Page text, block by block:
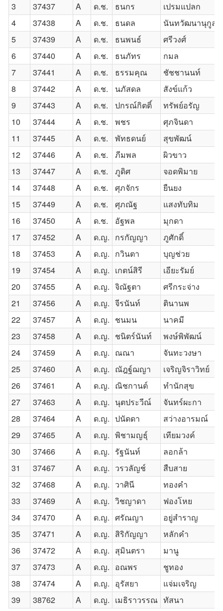
3
37437 A ด.ช. ธนกร เปรมแปลก
4
37438 A ด.ช. ธนดล นันทวัฒนานุกูล
5
37439 A ด.ช. ธนพนธ์ ศรีวงศ์
6
37440 A ด.ช. ธนภัทร กมล
7
37441 A ด.ช. ธรรมคุณ ชัชชานนท์
8
37442 A ด.ช. นภัสดล สังข์แก้ว
9
37443 A ด.ช. ปกรณ์กิตติ์ ทรัพย์อรัญ
10
37444 A ด.ช. พชร ศุภจินดา
11
37445 A ด.ช. พัทธดนย์ สุขพัฒน์
12
37446 A ด.ช. ภีมพล ผิวขาว
13
37447 A ด.ช. ภูดิศ จอดพิมาย
14
37448 A ด.ช. ศุภจักร ยืนยง
15
37449 A ด.ช. ศุภณัฐ แสงทับทิม
16
37450 A ด.ช. อัฐพล มุกดา
17
37452 A ด.ญ. กรกัญญา ภูศักดิ์
18
37453 A ด.ญ. กวินตา บุญช่วย
19
37454 A ด.ญ. เกตน์สิรี เอียะรัมย์
20
37455 A ด.ญ. จิณัฐตา ศรีกระจ่าง
21
37456 A ด.ญ. จีรนันท์ ตินานพ
22
37457 A ด.ญ. ชนมน นาคมี
23
37458 A ด.ญ. ชนิตร์นันท์ พงษ์พิพัฒน์
24
37459 A ด.ญ. ณณา จันทะวงษา
25
37460 A ด.ญ. ณัฎฐ์ฌญา เจริญจิราวิทย์
26
37461 A ด.ญ. ณิชกานต์ ทำนักสุข
27
37463 A ด.ญ. นุตประวีณ์ จันทร์ผะกา
28
37464 A ด.ญ. ปนัดดา สว่างอารมณ์
29
37465 A ด.ญ. พิชามญธุ์ เทียมวงค์
30
37466 A ด.ญ. รัฐนันท์ ลอกล้า
31
37467 A ด.ญ. วรวลัญช์ สืบสาย
32
37468 A ด.ญ. วาศินี ทองคำ
33
37469 A ด.ญ. วิชญาดา ฟองโหย
34
37470 A ด.ญ. ศรัณญา อยู่สำราญ
35
37471 A ด.ญ. สิริกัญญา หลักคำ
36
37472 A ด.ญ. สุมินตรา มานู
37
37473 A ด.ญ. อณพร ชูทอง
38
37474 A ด.ญ. อุรัสยา แจ่มเจริญ
39
38762 A ด.ญ. เมธิราวรรณ ทัสนา